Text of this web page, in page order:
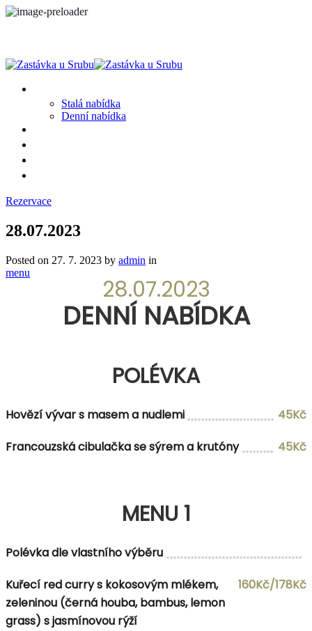
Stalá nabídka
Denní nabídka
Rezervace
28.07.2023
Posted on 27. 7. 2023 by admin in
menu
28.07.2023
DENNÍ NABÍDKA
POLÉVKA
Hovězí vývar s masem a nudlemi
45Kč
Francouzská cibulačka se sýrem a krutóny
45Kč
MENU 1
Polévka dle vlastního výběru
Kuřecí red curry s kokosovým mlékem,
zeleninou (černá houba, bambus, lemon
grass) s jasmínovou rýží
160Kč/178Kč